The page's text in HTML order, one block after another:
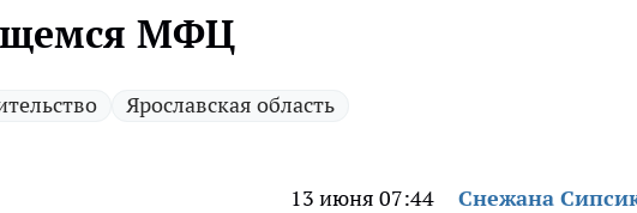
МФЦ
Ярославская область
13 июня 07:44 Снежана